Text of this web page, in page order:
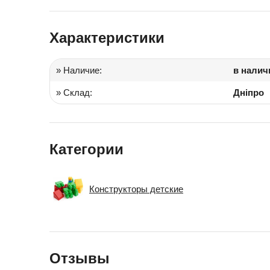
Подарки для детей
Характеристики
» Наличие: в
» Склад: Дніпро
Категории
Конструкторы детские
Отзывы